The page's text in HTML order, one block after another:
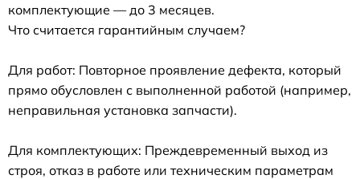
комплектующие — до 3 месяцев.
Что считается гарантийным случаем?
Для работ: Повторное проявление дефекта, который
прямо обусловлен с выполненной работой (например,
неправильная установка запчасти).
Для комплектующих: Преждевременный выход из
строя, отказ в работе или техническим параметрам